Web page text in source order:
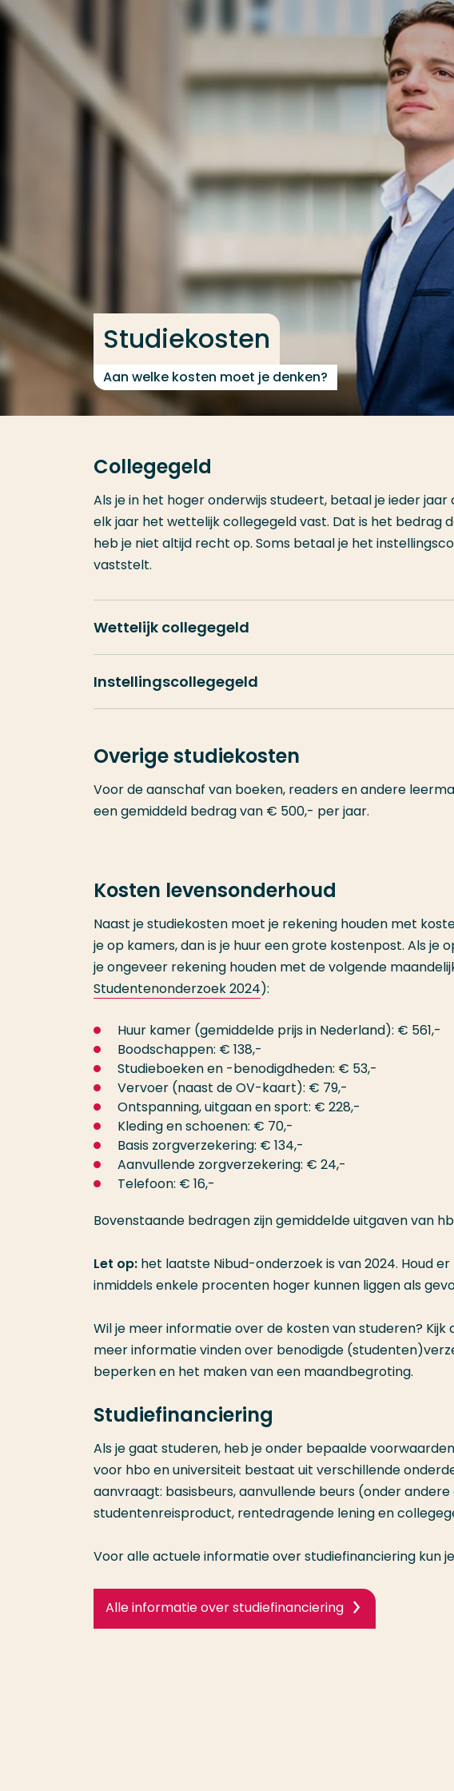
Ga direct naar de content
Studiekosten
Aan welke kosten moet je denken?
Collegegeld
Als je in het hoger onderwijs studeert, betaal je ieder
elk jaar het wettelijk collegegeld vast. Dat is het bedrag
heb je niet altijd recht op. Soms betaal je het
vaststelt.
Wettelijk collegegeld
Instellingscollegegeld
Overige studiekosten
Voor de aanschaf van boeken, readers en andere
een gemiddeld bedrag van € 500,- per jaar.
Kosten levensonderhoud
Naast je studiekosten moet je rekening houden met
je op kamers, dan is je huur een grote kostenpost. Als je
je ongeveer rekening houden met de volgende
Studentenonderzoek 2024):
Huur kamer (gemiddelde prijs in Nederland): € 561,-
Boodschappen: € 138,-
Studieboeken en -benodigdheden: € 53,-
Vervoer (naast de OV-kaart): € 79,-
Ontspanning, uitgaan en sport: € 228,-
Kleding en schoenen: € 70,-
Basis zorgverzekering: € 134,-
Aanvullende zorgverzekering: € 24,-
Telefoon: € 16,-
Bovenstaande bedragen zijn gemiddelde uitgaven van
Let op: het laatste Nibud-onderzoek is van 2024. Houd
inmiddels enkele procenten hoger kunnen liggen als
Wil je meer informatie over de kosten van studeren? Kijk
meer informatie vinden over benodigde
beperken en het maken van een maandbegroting.
Studiefinanciering
Als je gaat studeren, heb je onder bepaalde
voor hbo en universiteit bestaat uit verschillende
aanvraagt: basisbeurs, aanvullende beurs (onder
studentenreisproduct, rentedragende lening en
Voor alle actuele informatie over studiefinanciering kun
Alle informatie over studiefinanciering
Veel gezocht
Opleiding
Contact